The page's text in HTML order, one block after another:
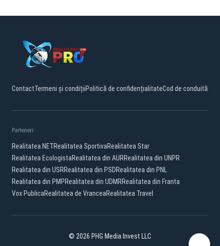
ContactTermeni și condițiiPolitică de confidențialitateCod de conduită
Parteneri:
Realitatea.NETRealitatea SportivaRealitatea Star
Realitatea EcologistaRealitatea din AURRealitatea din UNPR
Realitatea din USRRealitatea din PSDRealitatea din PNL
Realitatea din PMPRealitatea din UDMRRealitatea din Franta
Vox PublicaRealitatea de VranceaRealitatea Travel
© 2026 PHG Media Invest LLC